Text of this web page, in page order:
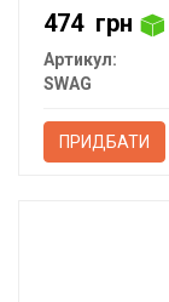
474 грн
Артикул:
SWAG
ПРИДБАТИ